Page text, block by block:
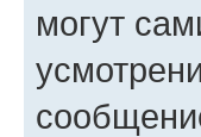
могут